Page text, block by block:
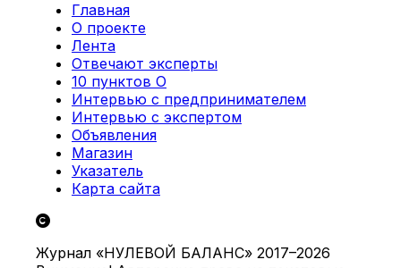
Главная
О проекте
Лента
Отвечают эксперты
10 пунктов О
Интервью с предпринимателем
Интервью с экспертом
Объявления
Магазин
Указатель
Карта сайта
Журнал «НУЛЕВОЙ БАЛАНС» 2017–2026